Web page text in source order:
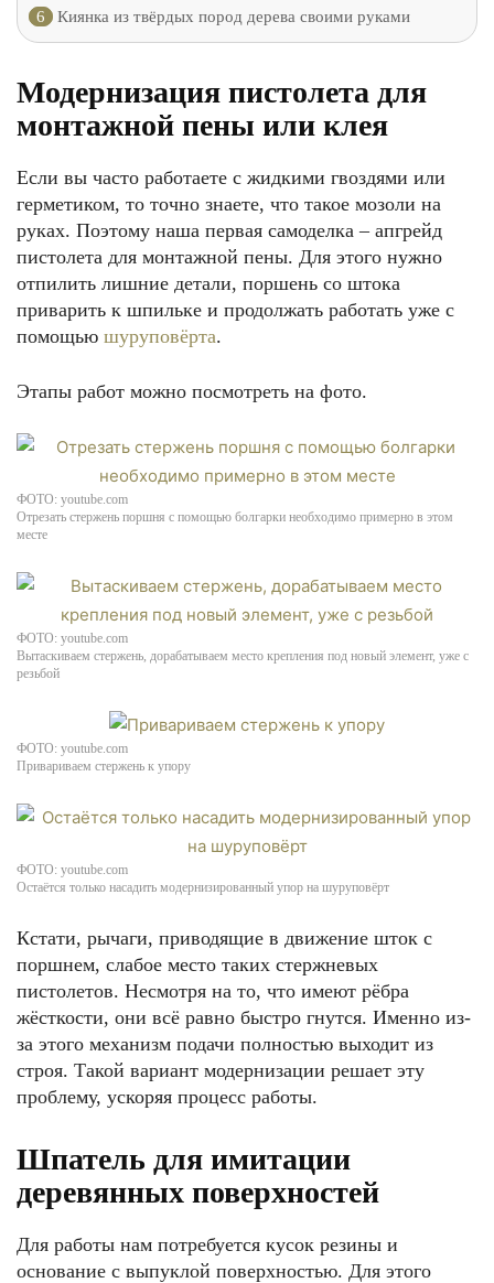
6
Киянка из твёрдых пород дерева своими руками
Модернизация пистолета для
монтажной пены или клея
Если вы часто работаете с жидкими гвоздями или
герметиком, то точно знаете, что такое мозоли на
руках. Поэтому наша первая самоделка – апгрейд
пистолета для монтажной пены. Для этого нужно
отпилить лишние детали, поршень со штока
приварить к шпильке и продолжать работать уже с
помощью шуруповёрта.
Этапы работ можно посмотреть на фото.
ФОТО: youtube.com
Отрезать стержень поршня с помощью болгарки необходимо примерно в этом
меcте
ФОТО: youtube.com
Вытаскиваем стержень, дорабатываем место крепления под новый элемент, уже с
резьбой
ФОТО: youtube.com
Привариваем стержень к упору
ФОТО: youtube.com
Остаётся только насадить модернизированный упор на шуруповёрт
Кстати, рычаги, приводящие в движение шток с
поршнем, слабое место таких стержневых
пистолетов. Несмотря на то, что имеют рёбра
жёсткости, они всё равно быстро гнутся. Именно из-
за этого механизм подачи полностью выходит из
строя. Такой вариант модернизации решает эту
проблему, ускоряя процесс работы.
Шпатель для имитации
деревянных поверхностей
Для работы нам потребуется кусок резины и
основание с выпуклой поверхностью. Для этого